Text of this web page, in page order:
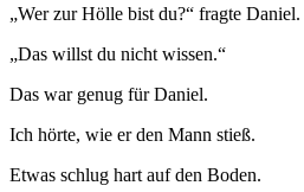
„Wer zur Hölle bist du?“ fragte Daniel.
„Das willst du nicht wissen.“
Das war genug für Daniel.
Ich hörte, wie er den Mann stieß.
Etwas schlug hart auf den Boden.